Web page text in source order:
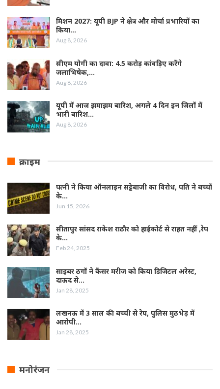
मिशन 2027: यूपी BJP ने क्षेत्र और मोर्चा प्रभारियों का
किया…
Aug 8, 2026
सीएम योगी का दावा: 4.5 करोड़ कांवड़िए करेंगे
जलाभिषेक,…
Aug 8, 2026
यूपी में आज झमाझम बारिश, अगले 4 दिन इन जिलों में
भारी बारिश…
Aug 8, 2026
क्राइम
पत्नी ने किया ऑनलाइन सट्टेबाजी का विरोध, पति ने बच्चों
के…
Jun 15, 2026
सीतापुर सांसद राकेश राठौर को हाईकोर्ट से राहत नहीं ,रेप
के…
Feb 24, 2025
साइबर ठगों ने कैंसर मरीज को किया डिजिटल अरेस्ट,
दाऊद से…
Jan 28, 2025
लखनऊ में 3 साल की बच्ची से रेप, पुलिस मुठभेड़ में
आरोपी…
Jan 28, 2025
मनोरंजन